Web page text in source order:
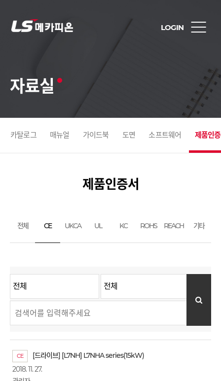
LOGIN
자료실
카탈로그 매뉴얼 가이드북 도면 소프트웨어 제품인
제품인증서
전체 CE UKCA UL KC ROHS REACH 기타
CE
[드라이브] [L7NH] L7NHA series(15kW)
2018. 11. 27.